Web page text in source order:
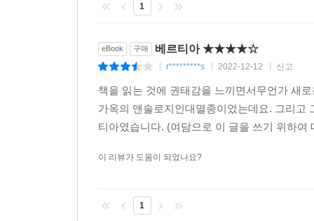
1
eBook 구매 베르티아 ★★★★☆
r*********s 2022-12-12 신고
책을 읽는 것에 권태감을 느끼면서무언가 새
가옥의 앤솔로지인대멸종이었는데요. 그리고
티아였습니다. (여담으로 이 글을 쓰기 위하
이 리뷰가 도움이 되었나요?
1